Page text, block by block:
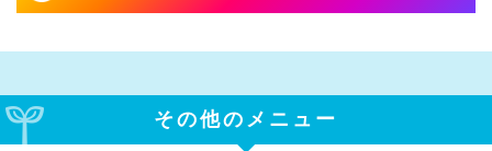
その他のメニュー